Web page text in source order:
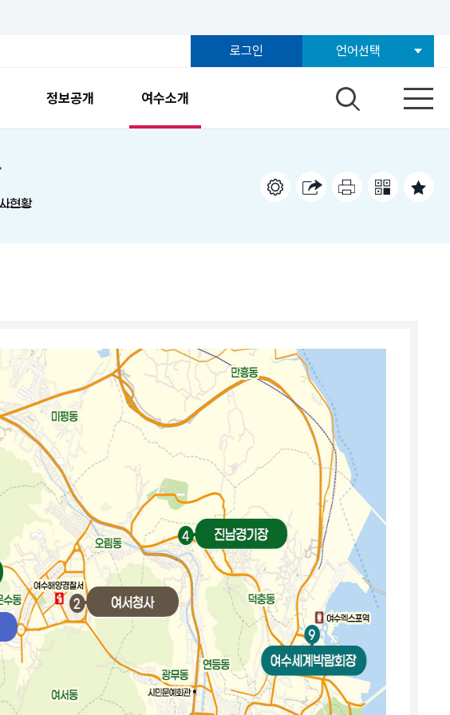
로그인 언어선택
정보공개 여수소개
현황